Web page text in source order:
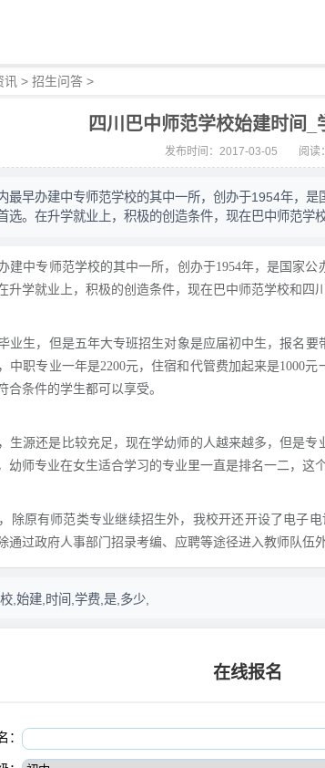
讯 > 招生问答 >
四川巴中师范学校始建时间_
发布时间：2017-03-05 阅读：
最早办建中专师范学校的其中一所，创办于1954年，
选。在升学就业上，积极的创造条件，现在巴中师范学
建中专师范学校的其中一所，创办于1954年，是国家
升学就业上，积极的创造条件，现在巴中师范学校和四
业生，但是五年大专班招生对象是应届初中生，报名
中职专业一年是2200元，住宿和代管费加起来是1000
合条件的学生都可以享受。
生源还是比较充足，现在学幼师的人越来越多，但是
幼师专业在女生适合学习的专业里一直是排名一二，这
除原有师范类专业继续招生外，我校开还开设了电子
通过政府人事部门招录考编、应聘等途径进入教师队伍
,始建,时间,学费,是,多少,
在线报名
：